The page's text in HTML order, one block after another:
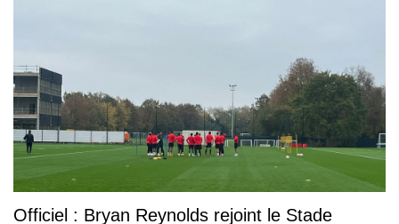
Officiel : Bryan Reynolds rejoint le Stade